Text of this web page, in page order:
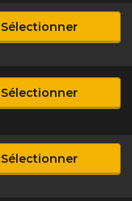
Sélectionner
Sélectionner
Sélectionner